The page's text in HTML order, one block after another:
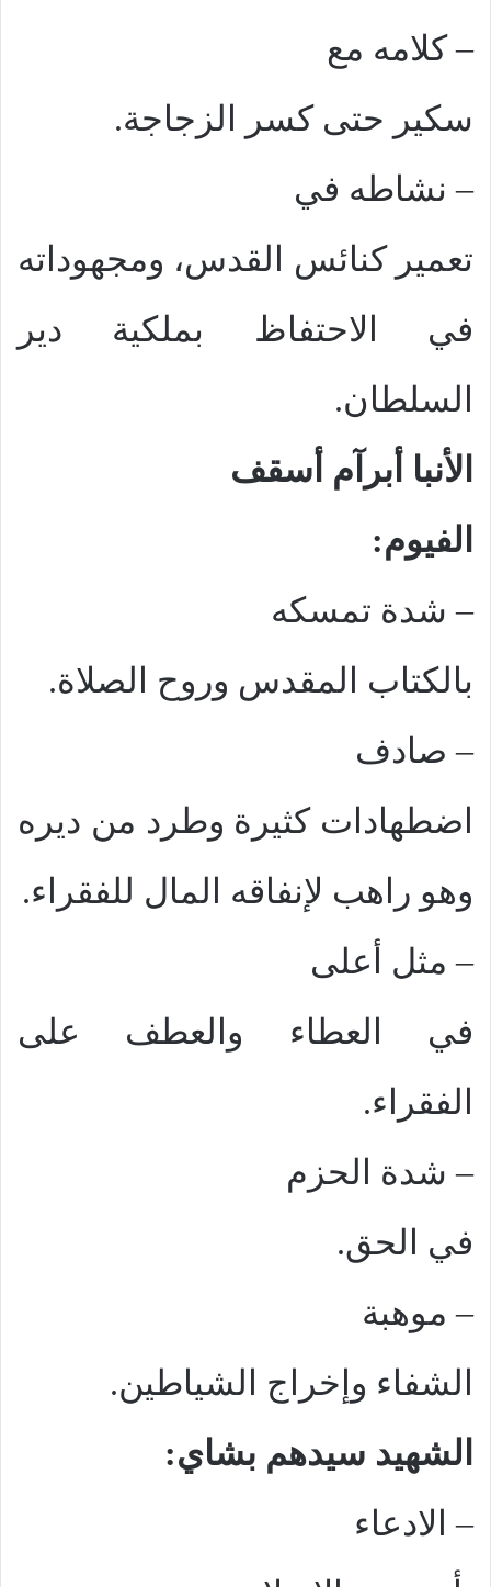
–كلامه مع
سكير حتى كسر الزجاجة.
–نشاطه في
تعمير كنائس القدس، ومجهوداته
في الاحتفاظ بملكية دير
السلطان.
الأنبا أبرآم أسقف
الفيوم:
–شدة تمسكه
بالكتاب المقدس وروح الصلاة.
–صادف
اضطهادات كثيرة وطرد من ديره
وهو راهب لإنفاقه المال للفقراء.
–مثل أعلى
في العطاء والعطف على
الفقراء.
–شدة الحزم
في الحق.
–موهبة
الشفاء وإخراج الشياطين.
الشهيد سيدهم بشاي:
–الادعاء